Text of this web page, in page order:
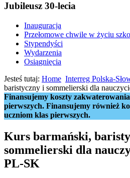
Jubileusz 30-lecia
Inauguracja
Przełomowe chwile w życiu
Stypendyści
Wydarzenia
Osiągnięcia
Jesteś tutaj: Home Interreg Polska-
baristyczny i sommelierski dla
Finansujemy koszty
pierwszych. Finansujemy również
uczniom klas pierwszych.
Kurs barmański,
sommelierski dla
PL-SK